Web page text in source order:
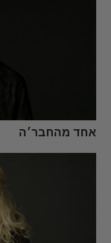
אחד מהחבר׳ה